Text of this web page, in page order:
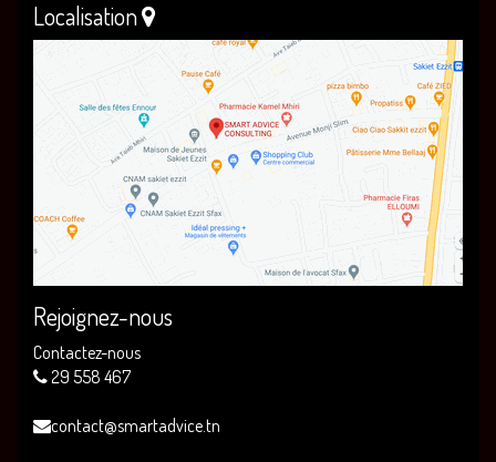
Localisation
Rejoignez-nous
Contactez-nous
29 558 467
contact@smartadvice.tn